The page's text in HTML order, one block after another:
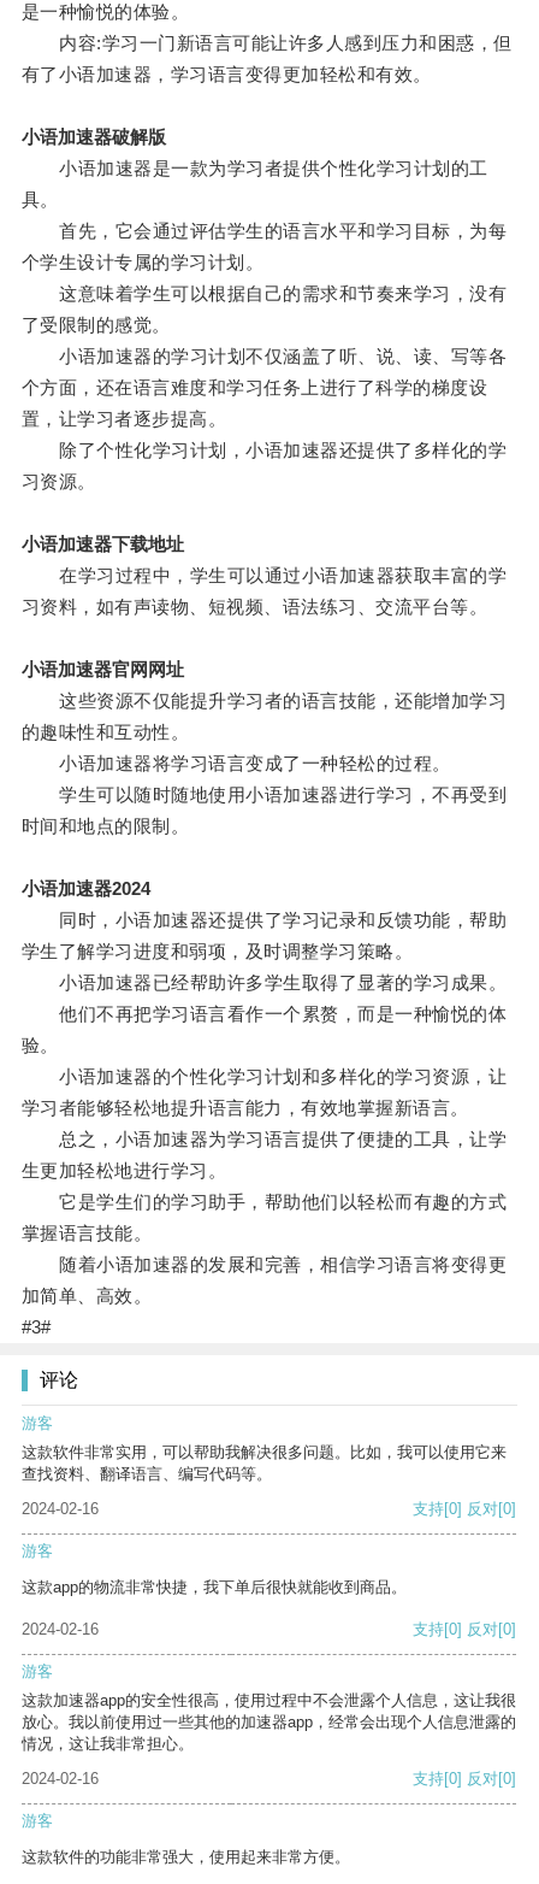
是一种愉悦的体验。
内容:学习一门新语言可能让许多人感到压力和困惑，但
有了小语加速器，学习语言变得更加轻松和有效。
小语加速器破解版
小语加速器是一款为学习者提供个性化学习计划的工
具。
首先，它会通过评估学生的语言水平和学习目标，为每
个学生设计专属的学习计划。
这意味着学生可以根据自己的需求和节奏来学习，没有
了受限制的感觉。
小语加速器的学习计划不仅涵盖了听、说、读、写等各
个方面，还在语言难度和学习任务上进行了科学的梯度设
置，让学习者逐步提高。
除了个性化学习计划，小语加速器还提供了多样化的学
习资源。
小语加速器下载地址
在学习过程中，学生可以通过小语加速器获取丰富的学
习资料，如有声读物、短视频、语法练习、交流平台等。
小语加速器官网网址
这些资源不仅能提升学习者的语言技能，还能增加学习
的趣味性和互动性。
小语加速器将学习语言变成了一种轻松的过程。
学生可以随时随地使用小语加速器进行学习，不再受到
时间和地点的限制。
小语加速器2024
同时，小语加速器还提供了学习记录和反馈功能，帮助
学生了解学习进度和弱项，及时调整学习策略。
小语加速器已经帮助许多学生取得了显著的学习成果。
他们不再把学习语言看作一个累赘，而是一种愉悦的体
验。
小语加速器的个性化学习计划和多样化的学习资源，让
学习者能够轻松地提升语言能力，有效地掌握新语言。
总之，小语加速器为学习语言提供了便捷的工具，让学
生更加轻松地进行学习。
它是学生们的学习助手，帮助他们以轻松而有趣的方式
掌握语言技能。
随着小语加速器的发展和完善，相信学习语言将变得更
加简单、高效。
#3#
评论
游客
这款软件非常实用，可以帮助我解决很多问题。比如，我可以使用它来
查找资料、翻译语言、编写代码等。
2024-02-16
支持[0] 反对[0]
游客
这款app的物流非常快捷，我下单后很快就能收到商品。
2024-02-16 支持[0] 反对[0]
游客
这款加速器app的安全性很高，使用过程中不会泄露个人信息，这让我很
放心。我以前使用过一些其他的加速器app，经常会出现个人信息泄露的
情况，这让我非常担心。
2024-02-16
支持[0] 反对[0]
游客
这款软件的功能非常强大，使用起来非常方便。